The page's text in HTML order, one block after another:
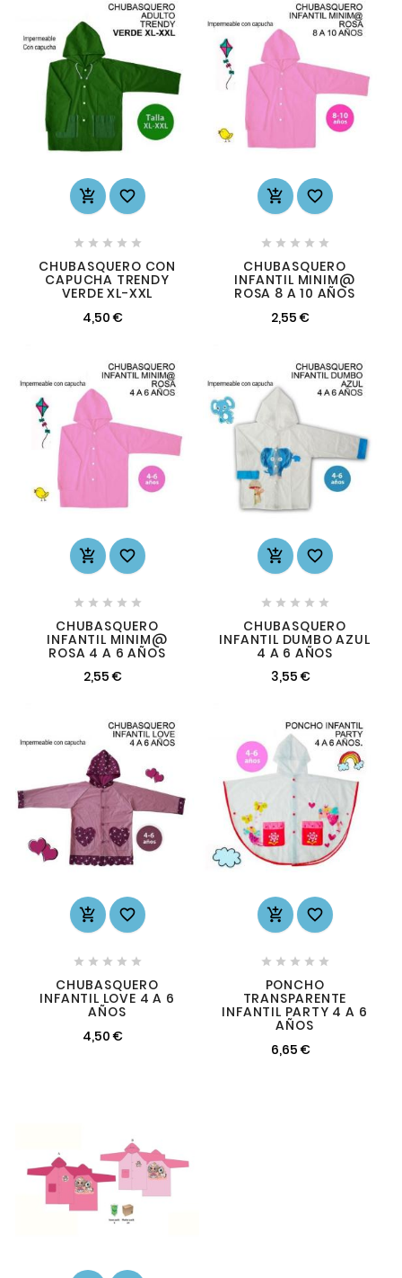
 
    
CHUBASQUERO CON
CAPUCHA TRENDY
VERDE XL-XXL
4,50 €
 
    
CHUBASQUERO
INFANTIL MINIM@
ROSA 8 A 10 AÑOS
2,55 €
 
    
CHUBASQUERO
INFANTIL MINIM@
ROSA 4 A 6 AÑOS
2,55 €
 
    
CHUBASQUERO
INFANTIL DUMBO AZUL
4 A 6 AÑOS
3,55 €
 
    
CHUBASQUERO
INFANTIL LOVE 4 A 6
AÑOS
4,50 €
 
    
PONCHO
TRANSPARENTE
INFANTIL PARTY 4 A 6
AÑOS
6,65 €